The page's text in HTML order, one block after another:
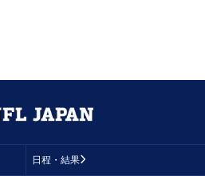
日程・結果